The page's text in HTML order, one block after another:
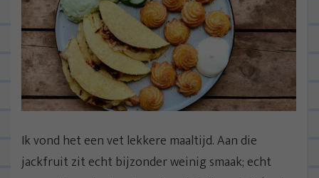
Ik vond het een vet lekkere maaltijd. Aan die
jackfruit zit echt bijzonder weinig smaak; echt